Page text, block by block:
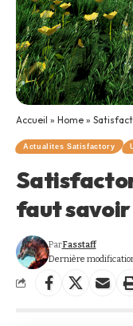
Accueil » Home »
Actualites Satisfactory
faut savoir
Dernière
ParFasstaff